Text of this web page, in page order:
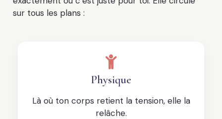
sur tous les plans :
Physique
Là où ton corps retient la tension, elle la
relâche.